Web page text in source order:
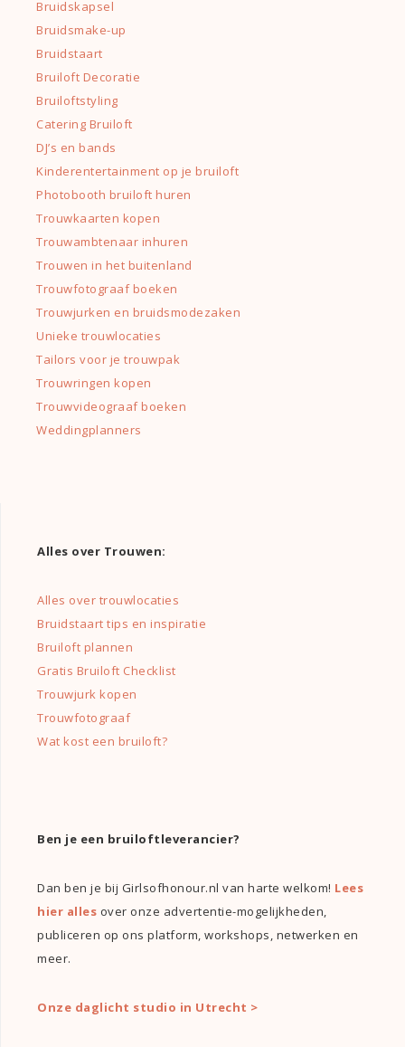
Bruidskapsel
Bruidsmake-up
Bruidstaart
Bruiloft Decoratie
Bruiloftstyling
Catering Bruiloft
DJ’s en bands
Kinderentertainment op je bruiloft
Photobooth bruiloft huren
Trouwkaarten kopen
Trouwambtenaar inhuren
Trouwen in het buitenland
Trouwfotograaf boeken
Trouwjurken en bruidsmodezaken
Unieke trouwlocaties
Tailors voor je trouwpak
Trouwringen kopen
Trouwvideograaf boeken
Weddingplanners
Alles over Trouwen:
Alles over trouwlocaties
Bruidstaart tips en inspiratie
Bruiloft plannen
Gratis Bruiloft Checklist
Trouwjurk kopen
Trouwfotograaf
Wat kost een bruiloft?
Ben je een bruiloftleverancier?
Dan ben je bij Girlsofhonour.nl van harte welkom! Lees
hier alles over onze advertentie-mogelijkheden,
publiceren op ons platform, workshops, netwerken en
meer.
Onze daglicht studio in Utrecht >